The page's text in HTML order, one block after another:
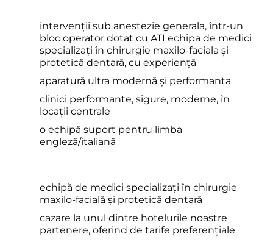
intervenții sub anestezie generala, într-un
bloc operator dotat cu ATI echipa de medici
specializați în chirurgie maxilo-faciala și
protetică dentară, cu experiență
aparatură ultra modernă și performanta
clinici performante, sigure, moderne, în
locații centrale
o echipă suport pentru limba
engleză/italiană
echipă de medici specializați în chirurgie
maxilo-facială și protetică dentară
cazare la unul dintre hotelurile noastre
partenere, oferind de tarife preferențiale